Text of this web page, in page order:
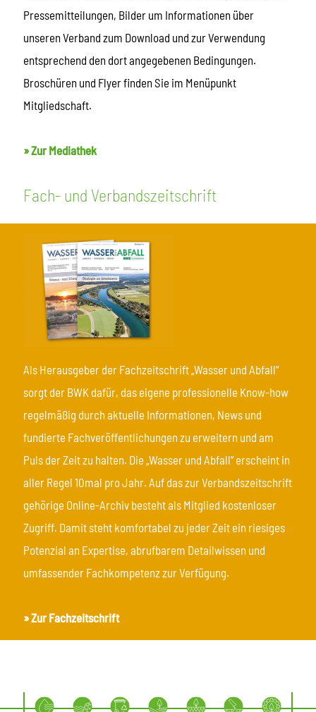
Pressemitteilungen, Bilder um Informationen über
unseren Verband zum Download und zur Verwendung
entsprechend den dort angegebenen Bedingungen.
Broschüren und Flyer finden Sie im Menüpunkt
Mitgliedschaft.
» Zur Mediathek
Fach- und Verbandszeitschrift
Als Herausgeber der Fachzeitschrift „Wasser und Abfall“
sorgt der BWK dafür, das eigene professionelle Know-how
regelmäßig durch aktuelle Informationen, News und
fundierte Fachveröffentlichungen zu erweitern und am
Puls der Zeit zu halten. Die „Wasser und Abfall“ erscheint in
aller Regel 10mal pro Jahr. Auf das zur Verbandszeitschrift
gehörige Online-Archiv besteht als Mitglied kostenloser
Zugriff. Damit steht komfortabel zu jeder Zeit ein riesiges
Potenzial an Expertise, abrufbarem Detailwissen und
umfassender Fachkompetenz zur Verfügung.
»Zur Fachzeitschrift